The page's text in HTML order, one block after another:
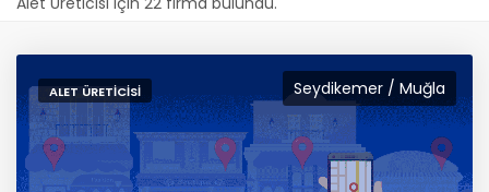
Seydikemer / Muğla
ALET ÜRETICISI